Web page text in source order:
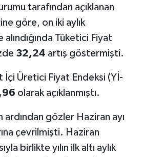
tarafından açıklanan
göre, on iki aylık
Tüketici Fiyat
32,24 artış göstermişti.
İçi Üretici Fiyat Endeksi (Yİ-
olarak açıklanmıştı.
ardından gözler Haziran ayı
çevrilmişti. Haziran
birlikte yılın ilk altı aylık